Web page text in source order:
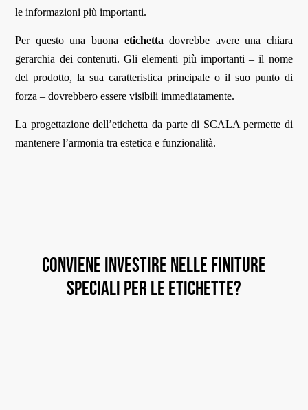
le informazioni più importanti.
Per questo una buona etichetta dovrebbe avere una chiara
gerarchia dei contenuti. Gli elementi più importanti – il nome
del prodotto, la sua caratteristica principale o il suo punto di
forza – dovrebbero essere visibili immediatamente.
La progettazione dell’etichetta da parte di SCALA permette di
mantenere l’armonia tra estetica e funzionalità.
Conviene investire nelle finiture
speciali per le etichette?